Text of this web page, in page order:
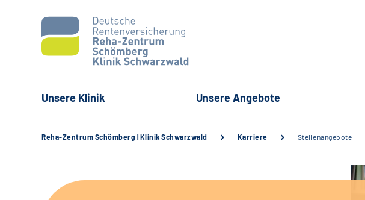
Unsere Klinik Unsere Angebote
Reha-Zentrum Schömberg | Klinik Schwarzwald Karriere Stellenangebote